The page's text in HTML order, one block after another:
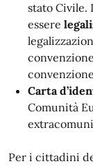
stato Civile.
essere
Carta
Comunità
Per i cittadini